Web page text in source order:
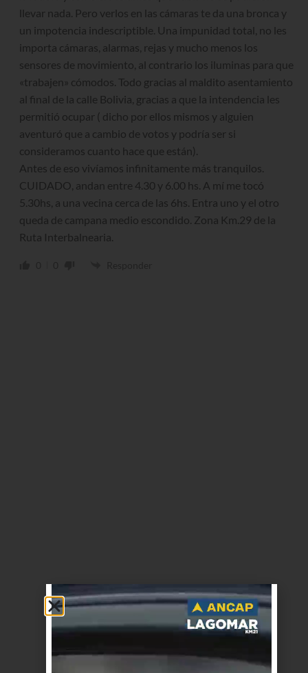
llevar nada. Pero verlos en las cámaras te da una bronca y
un impotencia indescriptible. Una impunidad total, no les
importa cámaras, alarmas, rejas y mucho menos los
sensores de movimiento, al contrario los iluminas para que
«trabajen» cómodos. Todo gracias al maldito asentamiento
al final de la calle Bolivia, gracias a que la intendencia les
permitió ocupar ( dicho por ellos mismos y alguien
aventuró que a cambio de votos y podría ser si
consideramos cuanto hace que están).
Antes de eso vivíamos infinitamente más tranquilos.
CUIDADO, andan entre 4.30 y 6.00 hs. A mí me tocó
5.30hs, a una vecina cerca de las 6hs. Entra uno y el otro
queda de campana medio escondido. Zona Km.29 de la
Ruta Interbalnearia.